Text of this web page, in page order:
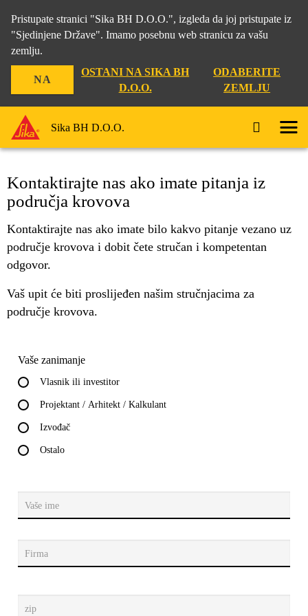
Pristupate stranici "Sika BH D.O.O.", izgleda da joj pristupate iz
"Sjedinjene Države". Imamo posebnu web stranicu za vašu
zemlju.
NA
OSTANI NA SIKA BH
D.O.O.
ODABERITE
ZEMLJU
Sika BH D.O.O.
KROVOVI
Kontaktirajte nas ako imate pitanja iz
područja krovova
Kontaktirajte nas ako imate bilo kakvo pitanje vezano uz
područje krovova i dobit čete stručan i kompetentan
odgovor.
Vaš upit će biti proslijeđen našim stručnjacima za
područje krovova.
Vaše zanimanje
Vlasnik ili investitor
Projektant / Arhitekt / Kalkulant
Izvođač
Ostalo
Vaše ime
Firma
zip